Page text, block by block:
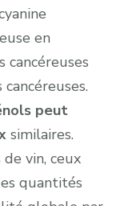
en
peut
similaires.
vin, ceux
quantités